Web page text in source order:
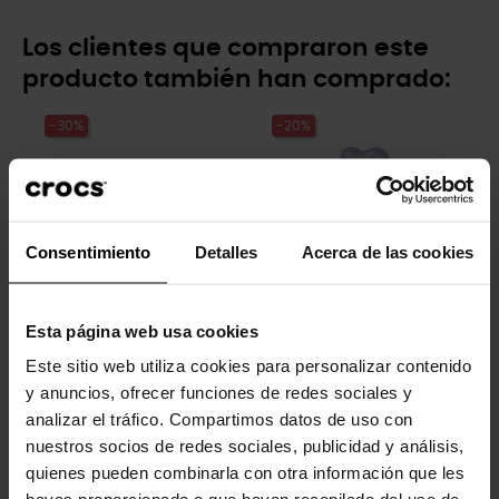
Consentimiento Detalles Acerca de las cookies
Esta página web usa cookies
Este sitio web utiliza cookies para personalizar contenido
y anuncios, ofrecer funciones de redes sociales y
analizar el tráfico. Compartimos datos de uso con
nuestros socios de redes sociales, publicidad y análisis,
quienes pueden combinarla con otra información que les
Los clientes que compraron este
producto también han comprado:
-30%
Zuecos unisex Classic...
54,99 € 38,43 €
-20%
5,99 € 4,79 €
-20% -20%